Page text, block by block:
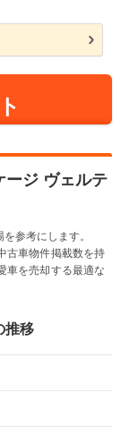
ージ ヴェルテ
参考にします。
古車物件掲載数を持
車を売却する最適な
推移